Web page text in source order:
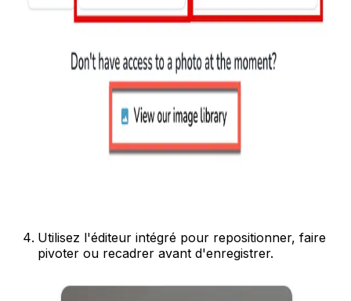
Utilisez l'éditeur intégré pour repositionner, faire
pivoter ou recadrer avant d'enregistrer.